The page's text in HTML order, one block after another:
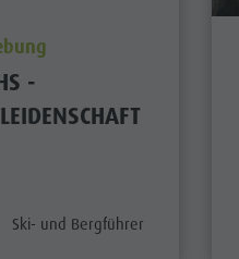
-
aria.poi_category_prefix
Ski- und Bergführer